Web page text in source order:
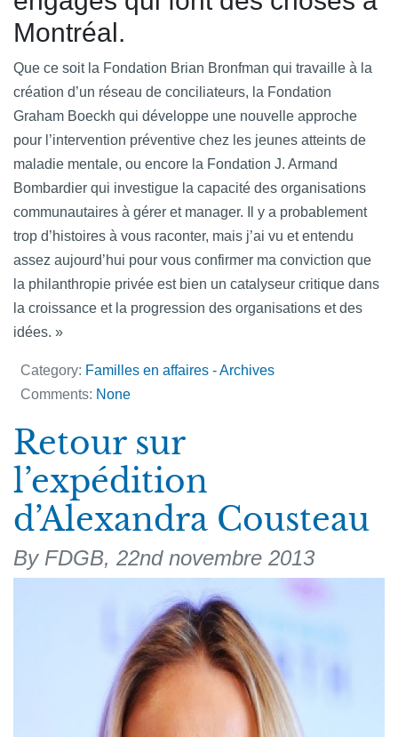
Montréal.
Que ce soit la Fondation Brian Bronfman qui travaille à la
création d’un réseau de conciliateurs, la Fondation
Graham Boeckh qui développe une nouvelle approche
pour l’intervention préventive chez les jeunes atteints de
maladie mentale, ou encore la Fondation J. Armand
Bombardier qui investigue la capacité des organisations
communautaires à gérer et manager. Il y a probablement
trop d’histoires à vous raconter, mais j’ai vu et entendu
assez aujourd’hui pour vous confirmer ma conviction que
la philanthropie privée est bien un catalyseur critique dans
la croissance et la progression des organisations et des
idées. »
Category: Familles en affaires - Archives
Comments: None
Retour sur
l’expédition
d’Alexandra Cousteau
By FDGB, 22nd novembre 2013